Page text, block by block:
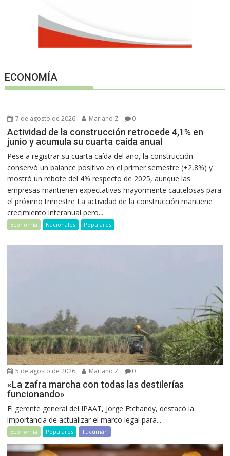
ECONOMÍA
7 de agosto de 2026 Mariano Z 0
Actividad de la construcción retrocede 4,1% en
junio y acumula su cuarta caída anual
Pese a registrar su cuarta caída del año, la construcción
conservó un balance positivo en el primer semestre (+2,8%) y
mostró un rebote del 4% respecto de 2025, aunque las
empresas mantienen expectativas mayormente cautelosas para
el próximo trimestre La actividad de la construcción mantiene
crecimiento interanual pero...
Economía Nacionales Populares
5 de agosto de 2026 Mariano Z 0
«La zafra marcha con todas las destilerías
funcionando»
El gerente general del IPAAT, Jorge Etchandy, destacó la
importancia de actualizar el marco legal para...
Economía Populares Tucumán